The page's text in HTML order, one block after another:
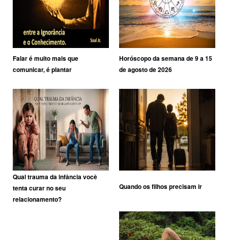
Falar é muito mais que
comunicar, é plantar
Horóscopo da semana de 9 a 15
de agosto de 2026
Qual trauma da infância você
tenta curar no seu
relacionamento?
Quando os filhos precisam ir